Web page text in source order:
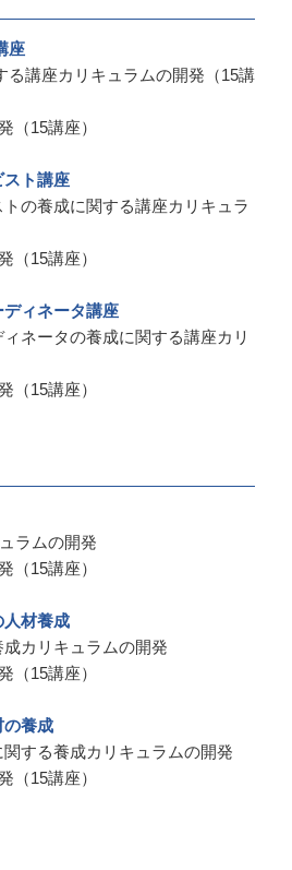
座
る講座カリキュラムの開発（15講
（15講座）
ト講座
トの養成に関する講座カリキュラ
（15講座）
ィネータ講座
ネータの養成に関する講座カリ
（15講座）
ラムの開発
（15講座）
材養成
カリキュラムの開発
（15講座）
養成
する養成カリキュラムの開発
（15講座）